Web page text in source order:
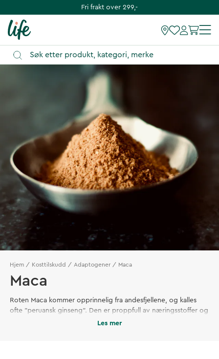
Fri frakt over 299,-
Hjem Kosttilskudd Adaptogener Maca
Maca
Roten Maca kommer opprinnelig fra andesfjellene, og kalles
ofte "peruansk ginseng". Den er proppfull av næringsstoffer og
gir økt vitalitet. Prøv Maca som pulver, i kapsler, te eller som
Les mer